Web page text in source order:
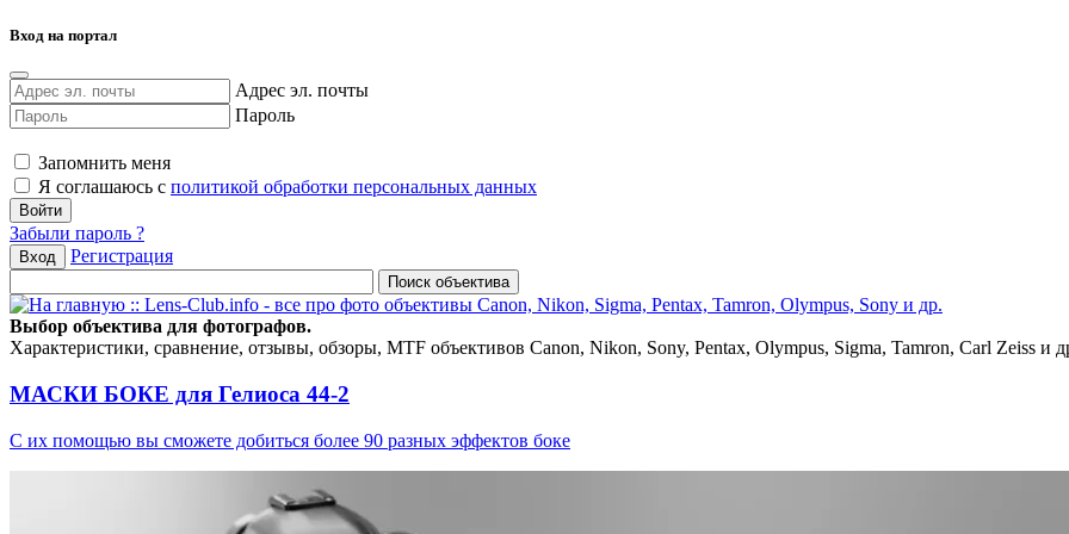
Вход на портал
Адрес эл. почты
Пароль
Запомнить меня
Я соглашаюсь с политикой обработки персональных данных
Забыли пароль ?
Вход Регистрация
Выбор объектива для фотографов.
Характеристики, сравнение, отзывы, обзоры, MTF объективов Canon, Nikon, Sony, Pentax, Olympus, Sigma, Tamron, Carl Zeiss и
МАСКИ БОКЕ для Гелиоса 44-2
С их помощью вы сможете добиться более 90 разных эффектов боке